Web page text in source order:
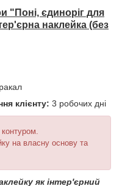
"Поні, єдиноріг для
наклейка (без
клієнту: 3 робочих дні
на власну основу та
як інтер'єрний